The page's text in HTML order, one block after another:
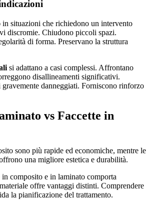
in situazioni che richiedono un intervento
discromie. Chiudono piccoli spazi.
di forma. Preservano la struttura
si adattano a casi complessi. Affrontano
disallineamenti significativi.
danneggiati. Forniscono rinforzo
vs Faccette in
sono più rapide ed economiche, mentre le
una migliore estetica e durabilità.
in composito e in laminato comporta
offre vantaggi distinti. Comprendere
la pianificazione del trattamento.